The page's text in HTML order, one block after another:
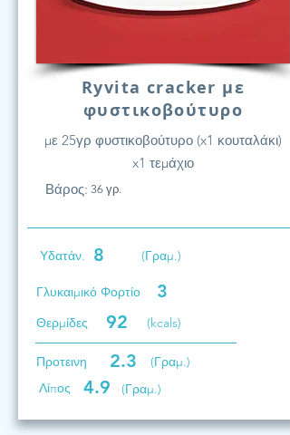
Ryvita cracker με
φυστικοβούτυρο
με 25γρ φυστικοβούτυρο (x1 κουταλάκι)
x1 τεμάχιο
Βάρος: 36 γρ.
Υδατάν. 8 (Γραμ.)
Γλυκαιμικό Φορτίο 3
Θερμίδες 92 (kcals)
Προτεινη 2.3
(Γραμ.)
Λίπος
4.9 (Γραμ.)